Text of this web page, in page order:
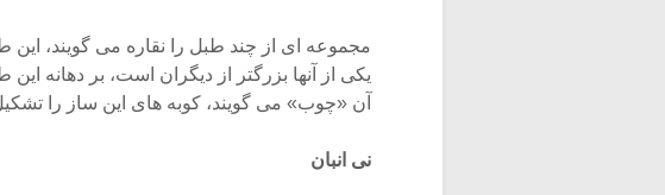
مجموعه ای از چند طبل را نقاره می گویند،
یکی از آنها بزرگتر از دیگران است، بر دهانه
آن «چوب» می گویند، کوبه های این ساز را
نی انبان